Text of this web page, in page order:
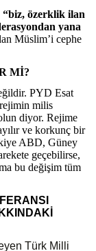
“biz, özerklik ilan
yana
Müslim’i cephe
Mİ?
PYD Esat
milis
diyor. Rejime
ve korkunç bir
ABD, Güney
geçebilirse,
bu değişim tüm
Türk Milli